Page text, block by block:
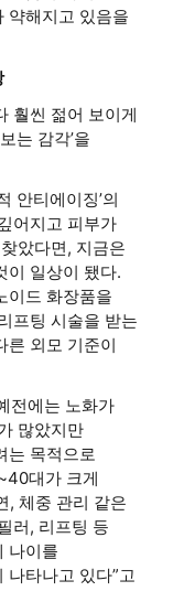
약해지고 있음을
훨씬 젊어 보이게
는 감각’을
안티에이징’의
어지고 피부가
았다면, 지금은
이 일상이 됐다.
이드 화장품을
프팅 시술을 받는
른 외모 기준이
전에는 노화가
많았지만
는 목적으로
대가 크게
, 체중 관리 같은
러, 리프팅 등
나이를
나타나고 있다”고